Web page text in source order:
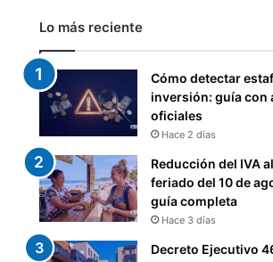
Lo más reciente
Cómo detectar
inversión: guía con
oficiales
Hace 2 días
Reducción del IVA
feriado del 10 de
guía completa
Hace 3 días
Decreto Ejecutivo